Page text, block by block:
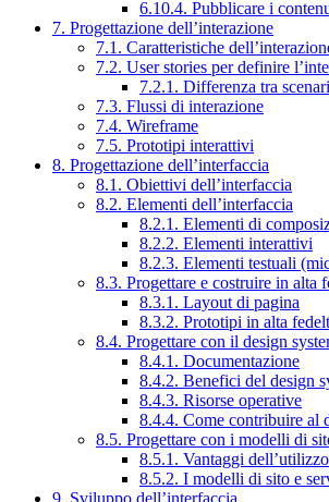
6.10.4. Pubblicare i
7. Progettazione dell’interazione
7.1. Caratteristiche
7.2. User stories per definire
7.2.1. Differenza tra
7.3. Flussi di interazione
7.4. Wireframe
7.5. Prototipi interattivi
8. Progettazione dell’interfaccia
8.1. Obiettivi dell’interfaccia
8.2. Elementi dell’interfaccia
8.2.1. Elementi di
8.2.2. Elementi interattivi
8.2.3. Elementi testuali
8.3. Progettare e costruire in alta
8.3.1. Layout di pagina
8.3.2. Prototipi in alta
8.4. Progettare con il design
8.4.1. Documentazione
8.4.2. Benefici del design
8.4.3. Risorse operative
8.4.4. Come contribuire al
8.5. Progettare con i modelli di
8.5.1. Vantaggi
8.5.2. I modelli di sito e
9. Sviluppo dell’interfaccia